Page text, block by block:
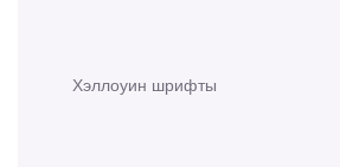
Хэллоуин шрифты